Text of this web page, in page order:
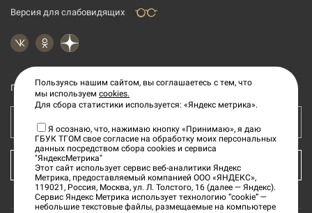
Версия для слабовидящих
Подпишитесь на рассылку новостей
Ваш e-mail адрес
КУПИТЬ БИЛЕТ
Пользуясь нашим сайтом, вы соглашаетесь с тем, что
мы используем cookies.
Для сбора статистики используется: «Яндекс метрика».
Я осознаю, что, нажимаю кнопку «Принимаю», я даю
ГБУК ТГОМ свое согласие на обработку моих персональных
данных посредством сбора cookies и сервиса
"ЯндексМетрика"
Этот сайт использует сервис веб-аналитики Яндекс
Метрика, предоставляемый компанией ООО «ЯНДЕКС»,
119021, Россия, Москва, ул. Л. Толстого, 16 (далее — Яндекс).
Сервис Яндекс Метрика использует технологию “cookie” —
небольшие текстовые файлы, размещаемые на компьютере